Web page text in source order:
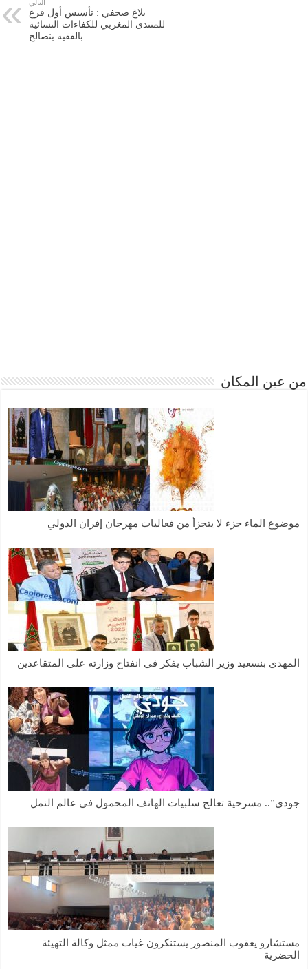
التالي
بلاغ صحفي : تأسيس أول فرع
للمنتدى المغربي للكفاءات النسائية
بالفقيه بنصالح
من عين المكان
موضوع الماء جزء لا يتجزأ من فعاليات مهرجان إفران الدولي
المهدي بنسعيد وزير الشباب يفكر في انفتاح وزارته على المتقاعدين
جودي”.. مسرحية تعالج سلبيات الهاتف المحمول في عالم النمل
مستشارو يعقوب المنصور يستنكرون غياب ممثل وكالة التهيئة
الحضرية